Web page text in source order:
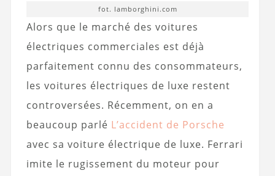
fot. lamborghini.com
Alors que le marché des voitures
électriques commerciales est déjà
parfaitement connu des consommateurs,
les voitures électriques de luxe restent
controversées. Récemment, on en a
beaucoup parlé L’accident de Porsche
avec sa voiture électrique de luxe. Ferrari
imite le rugissement du moteur pour